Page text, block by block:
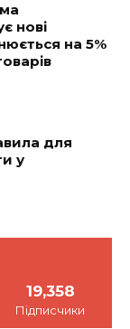
нові
на 5%
для
у
19,358
Підписчики